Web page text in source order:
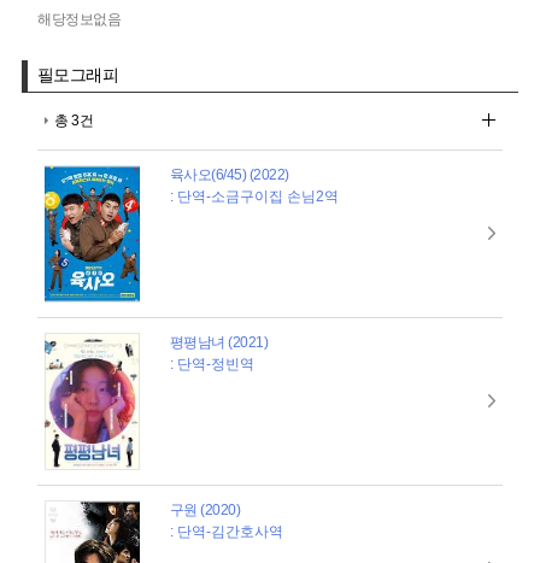
해당정보없음
필모그래피
총 3건
육사오(6/45) (2022)
: 단역-소금구이집 손님2역
평평남녀 (2021)
: 단역-정빈역
구원 (2020)
: 단역-김간호사역